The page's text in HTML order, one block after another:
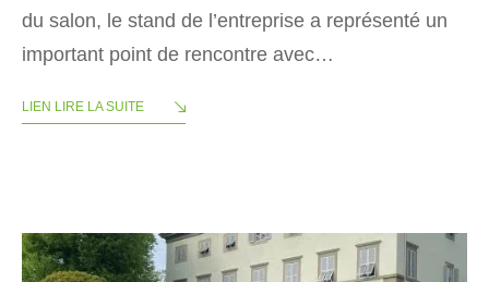
du salon, le stand de l’entreprise a représenté un
important point de rencontre avec…
LIEN LIRE LA SUITE